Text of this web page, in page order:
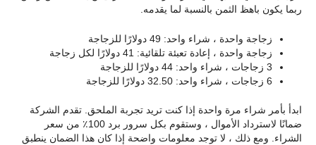
ربما يكون باهظ الثمن بالنسبة لما يقدمه.
زجاجة واحدة ، شراء واحد: 49 دولارًا للزجاجة
زجاجة واحدة ، إعادة تعبئة تلقائية: 41 دولارًا لكل زجاجة
3 زجاجات ، شراء واحد: 44 دولارًا للزجاجة
6 زجاجات ، شراء واحد: 32.50 دولارًا للزجاجة
ابدأ بأمر شراء مرة واحدة إذا كنت تريد تجربة الملحق. تقدم الشركة
ضمانًا لاسترداد الأموال ، وستقوم بكل سرور برد 100٪ من سعر
الشراء. ومع ذلك ، لا توجد معلومات واضحة إذا كان هذا الضمان ينطبق